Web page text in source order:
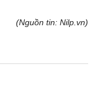
(Nguồn tin: Nilp.vn)